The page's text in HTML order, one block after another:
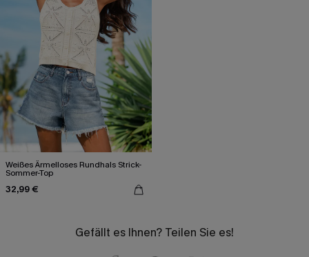
Weißes Ärmelloses Rundhals Strick-
Sommer-Top
32,99 €
Gefällt es Ihnen? Teilen Sie es!